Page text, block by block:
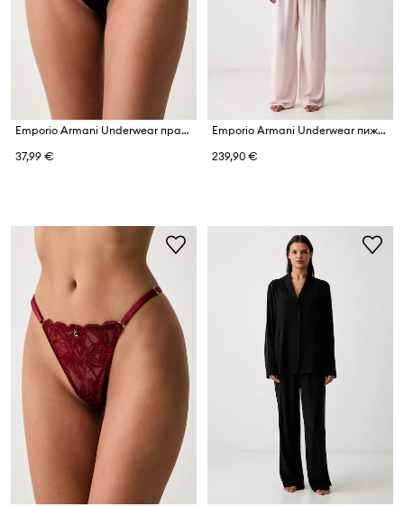
Emporio Armani Underwear прашки дамски от дантела
37,99 €
Emporio Armani Underwear пижама от две части дамска от вискоза
239,90 €